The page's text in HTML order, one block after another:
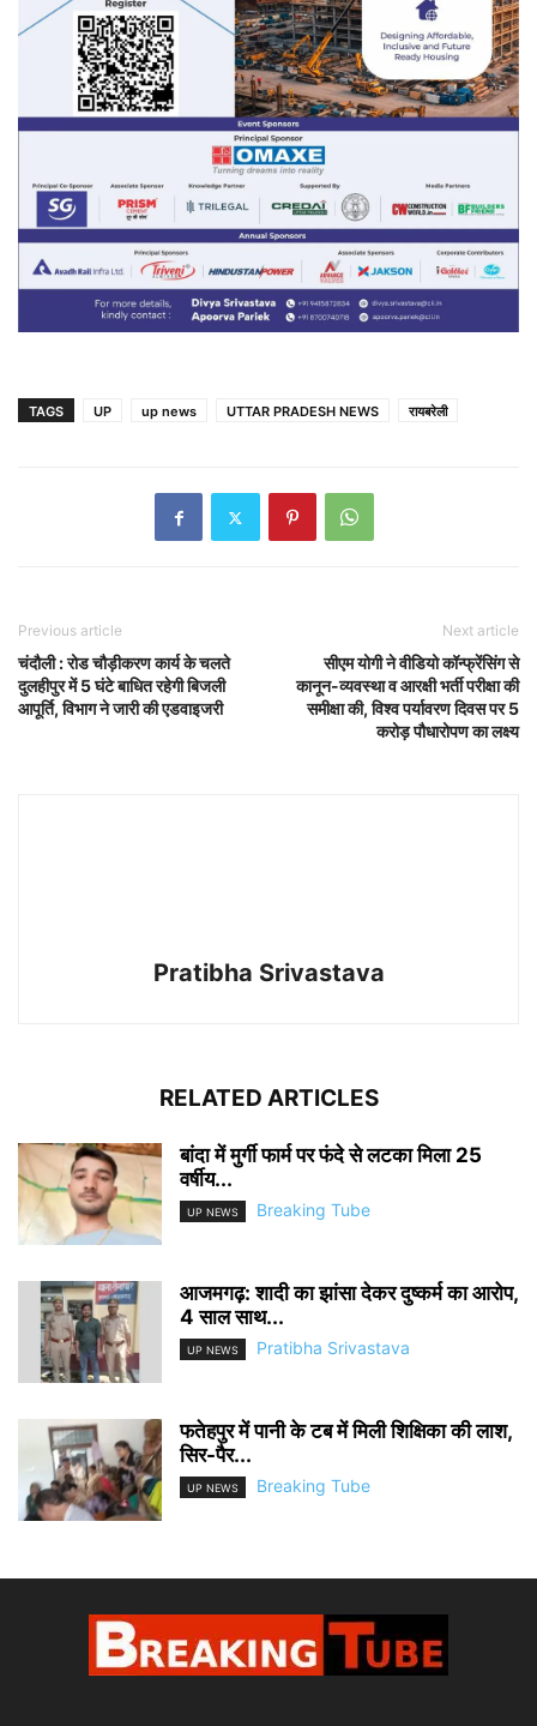
TAGS UP up news UTTAR PRADESH NEWS रायबरेली
Previous article
चंदौली : रोड चौड़ीकरण कार्य के चलते
दुलहीपुर में 5 घंटे बाधित रहेगी बिजली
आपूर्ति, विभाग ने जारी की एडवाइजरी
Next article
सीएम योगी ने वीडियो कॉन्फ्रेंसिंग से
कानून-व्यवस्था व आरक्षी भर्ती परीक्षा की
समीक्षा की, विश्व पर्यावरण दिवस पर 5
करोड़ पौधारोपण का लक्ष्य
Pratibha Srivastava
RELATED ARTICLES
बांदा में मुर्गी फार्म पर फंदे से लटका मिला 25
वर्षीय...
UP NEWS Breaking Tube
आजमगढ़: शादी का झांसा देकर दुष्कर्म का आरोप,
4 साल साथ...
UP NEWS Pratibha Srivastava
फतेहपुर में पानी के टब में मिली शिक्षिका की लाश,
सिर-पैर...
UP NEWS Breaking Tube